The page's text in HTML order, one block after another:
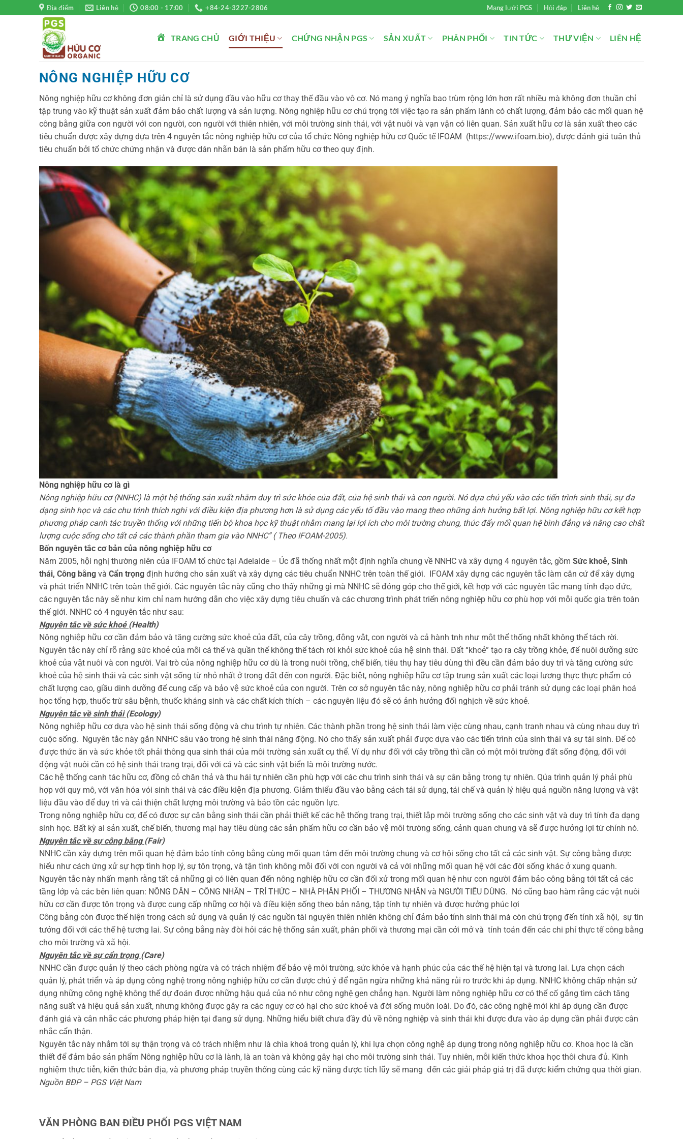
qua
Địa điểm Liên hệ 08:00 - 17:00 +84-24-3227-2806 Mạng lưới PGS Hỏi đáp Liên hệ
TRANG CHỦ GIỚI THIỆU CHỨNG NHẬN PGS SẢN XUẤT PHÂN PHỐI TIN TỨC THƯ VIỆN LIÊN HỆ
NÔNG NGHIỆP HỮU CƠ
Nông nghiệp hữu cơ không đơn giản chỉ là sử dụng đầu vào hữu cơ thay thế đầu vào vô cơ. Nó mang ý nghĩa bao trùm rộng lớn hơn rất nhiều mà không đơn thuần chỉ
tập trung vào kỹ thuật sản xuất đảm bảo chất lượng và sản lượng. Nông nghiệp hữu cơ chú trọng tới việc tạo ra sản phẩm lành có chất lượng, đảm bảo các mối quan hệ
công bằng giữa con người với con người, con người với thiên nhiên, với môi trường sinh thái, với vật nuôi và vạn vận có liên quan. Sản xuất hữu cơ là sản xuất theo các
tiêu chuẩn được xây dựng dựa trên 4 nguyên tắc nông nghiệp hữu cơ của tổ chức Nông nghiệp hữu cơ Quốc tế IFOAM (https://www.ifoam.bio), được đánh giá tuân thủ
tiêu chuẩn bởi tổ chức chứng nhận và được dán nhãn bán là sản phẩm hữu cơ theo quy định.
Nông nghiệp hữu cơ là gì
Nông nghiệp hữu cơ (NNHC) là một hệ thống sản xuất nhằm duy trì sức khỏe của đất, của hệ sinh thái và con người. Nó dựa chủ yếu vào các tiến trình sinh thái, sự đa
dạng sinh học và các chu trình thích nghi với điều kiện địa phương hơn là sử dụng các yếu tố đầu vào mang theo những ảnh hưởng bất lợi. Nông nghiệp hữu cơ kết hợp
phương pháp canh tác truyền thống với những tiến bộ khoa học kỹ thuật nhằm mang lại lợi ích cho môi trường chung, thúc đẩy mối quan hệ bình đẳng và nâng cao chất
lượng cuộc sống cho tất cả các thành phần tham gia vào NNHC” ( Theo IFOAM-2005).
Bốn nguyên tắc cơ bản của nông nghiệp hữu cơ
Năm 2005, hội nghị thường niên của IFOAM tổ chức tại Adelaide – Úc đã thống nhất một định nghĩa chung về NNHC và xây dựng 4 nguyên tắc, gồm Sức khoẻ, Sinh
thái, Công bằng và Cẩn trọng định hướng cho sản xuất và xây dựng các tiêu chuẩn NNHC trên toàn thế giới. IFOAM xây dựng các nguyên tắc làm căn cứ để xây dựng
và phát triển NNHC trên toàn thế giới. Các nguyên tắc này cũng cho thấy những gì mà NNHC sẽ đóng góp cho thế giới, kết hợp với các nguyên tắc mang tính đạo đức,
các nguyên tắc này sẽ như kim chỉ nam hướng dẫn cho việc xây dựng tiêu chuẩn và các chương trình phát triển nông nghiệp hữu cơ phù hợp với mỗi quốc gia trên toàn
thế giới. NNHC có 4 nguyên tắc như sau:
Nguyên tắc về sức khoẻ (Health)
Nông nghiệp hữu cơ cần đảm bảo và tăng cường sức khoẻ của đất, của cây trồng, động vật, con người và cả hành tnh như một thể thống nhất không thể tách rời.
Nguyên tắc này chỉ rõ rằng sức khoẻ của mỗi cá thể và quần thể không thể tách rời khỏi sức khoẻ của hệ sinh thái. Đất “khoẻ” tạo ra cây trồng khỏe, để nuôi dưỡng sức
khoẻ của vật nuôi và con người. Vai trò của nông nghiệp hữu cơ dù là trong nuôi trồng, chế biến, tiêu thụ hay tiêu dùng thì đều cần đảm bảo duy trì và tăng cường sức
khoẻ của hệ sinh thái và các sinh vật sống từ nhỏ nhất ở trong đất đến con người. Đặc biệt, nông nghiệp hữu cơ tập trung sản xuất các loại lương thực thực phẩm có
chất lượng cao, giầu dinh dưỡng để cung cấp và bảo vệ sức khoẻ của con người. Trên cơ sở nguyên tắc này, nông nghiệp hữu cơ phải tránh sử dụng các loại phân hoá
học tổng hợp, thuốc trừ sâu bệnh, thuốc kháng sinh và các chất kích thích – các nguyên liệu đó sẽ có ảnh hưởng đối nghịch về sức khoẻ.
Nguyên tắc về sinh thái(Ecology)
Nông nghiệp hữu cơ dựa vào hệ sinh thái sống động và chu trình tự nhiên. Các thành phần trong hệ sinh thái làm việc cùng nhau, cạnh tranh nhau và cùng nhau duy trì
cuộc sống. Nguyên tắc này gắn NNHC sâu vào trong hệ sinh thái năng động. Nó cho thấy sản xuất phải được dựa vào các tiến trình của sinh thái và sự tái sinh. Để có
được thức ăn và sức khỏe tốt phải thông qua sinh thái của môi trường sản xuất cụ thể. Ví dụ như đối với cây trồng thì cần có một môi trường đất sống động, đối với
động vật nuôi cần có hệ sinh thái trang trại, đối với cá và các sinh vật biển là môi trường nước.
Các hệ thống canh tác hữu cơ, đồng cỏ chăn thả và thu hái tự nhiên cần phù hợp với các chu trình sinh thái và sự cân bằng trong tự nhiên. Qúa trình quản lý phải phù
hợp với quy mô, với văn hóa vói sinh thái và các điều kiện địa phương. Giảm thiểu đầu vào bằng cách tái sử dụng, tái chế và quản lý hiệu quả nguồn năng lượng và vật
liệu đầu vào để duy trì và cải thiện chất lượng môi trường và bảo tồn các nguồn lực.
Trong nông nghiệp hữu cơ, để có được sự cân bằng sinh thái cần phải thiết kế các hệ thống trang trại, thiết lập môi trường sống cho các sinh vật và duy trì tính đa dạng
sinh học. Bất kỳ ai sản xuất, chế biến, thương mại hay tiêu dùng các sản phẩm hữu cơ cần bảo vệ môi trường sống, cảnh quan chung và sẽ được hưởng lợi từ chính nó.
Nguyên tắc về sự công bằng(Fair)
NNHC cần xây dựng trên mối quan hệ đảm bảo tính công bằng cùng mối quan tâm đến môi trường chung và cơ hội sống cho tất cả các sinh vật. Sự công bằng được
hiểu như cách ứng xử sự hợp tình hợp lý, sự tôn trọng, và tận tình không mỗi đối với con người và cả với những mối quan hệ với các đời sống khác ở xung quanh.
Nguyên tắc này nhấn mạnh rằng tất cả những gì có liên quan đến nông nghiệp hữu cơ cần đối xử trong mối quan hệ như con người đảm bảo công bằng tới tất cả các
tầng lớp và các bên liên quan: NÔNG DÂN – CÔNG NHÂN – TRÍ THỨC – NHÀ PHÂN PHỐI – THƯƠNG NHÂN và NGƯỜI TIÊU DÙNG. Nó cũng bao hàm rằng các vật nuôi
hữu cơ cần được tôn trọng và được cung cấp những cơ hội và điều kiện sống theo bản năng, tập tính tự nhiên và được hưởng phúc lợi
Công bằng còn được thể hiện trong cách sử dụng và quản lý các nguồn tài nguyên thiên nhiên không chỉ đảm bảo tính sinh thái mà còn chú trọng đến tính xã hội, sự tin
tưởng đối với các thế hệ tương lai. Sự công bằng này đòi hỏi các hệ thống sản xuất, phân phối và thương mại cần cởi mở và tính toán đến các chi phí thực tế công bằng
cho môi trường và xã hội.
Nguyên tắc về sự cẩn trọng(Care)
NNHC cần được quản lý theo cách phòng ngừa và có trách nhiệm để bảo vệ môi trường, sức khỏe và hạnh phúc của các thế hệ hiện tại và tương lai. Lựa chọn cách
quản lý, phát triển và áp dụng công nghệ trong nông nghiệp hữu cơ cần được chú ý để ngăn ngừa những khả năng rủi ro trước khi áp dụng. NNHC không chấp nhận sử
dụng những công nghệ không thể dự đoán được những hậu quả của nó như công nghệ gen chẳng hạn. Người làm nông nghiệp hữu cơ có thể cố gắng tìm cách tăng
năng suất và hiệu quả sản xuất, nhưng không được gây ra các nguy cơ có hại cho sức khoẻ và đời sống muôn loài. Do đó, các công nghệ mới khi áp dụng cần được
đánh giá và cân nhắc các phương pháp hiện tại đang sử dụng. Những hiểu biết chưa đầy đủ về nông nghiệp và sinh thái khi được đưa vào áp dụng cần phải được cân
nhắc cẩn thận.
Nguyên tắc này nhắm tới sự thận trọng và có trách nhiệm như là chìa khoá trong quản lý, khi lựa chọn công nghệ áp dụng trong nông nghiệp hữu cơ. Khoa học là cần
thiết để đảm bảo sản phẩm Nông nghiệp hữu cơ là lành, là an toàn và không gây hại cho môi trường sinh thái. Tuy nhiên, mỗi kiến thức khoa học thôi chưa đủ. Kinh
nghiệm thực tiễn, kiến thức bản địa, và phương pháp truyền thống cùng các kỹ năng được tích lũy sẽ mang đến các giải pháp giá trị đã được kiểm chứng qua thời gian.
Nguồn BĐP – PGS Việt Nam
VĂN PHÒNG BAN ĐIỀU PHỐI PGS VIỆT NAM